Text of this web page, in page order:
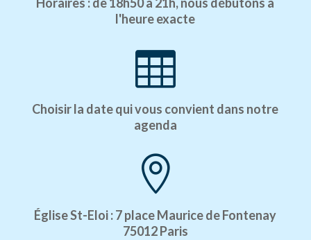
l'heure exacte

Choisir la date qui vous convient dans notre
agenda

Église St-Eloi : 7 place Maurice de Fontenay
75012 Paris